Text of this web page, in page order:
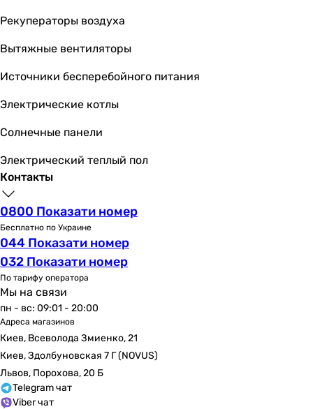
Рекуператоры воздуха
Вытяжные вентиляторы
Источники бесперебойного питания
Электрические котлы
Солнечные панели
Электрический теплый пол
Контакты
0800 Показати номер
Бесплатно по Украине
044 Показати номер
032 Показати номер
По тарифу оператора
Мы на связи
пн - вс: 09:01 - 20:00
Адреса магазинов
Киев, Всеволода Змиенко, 21
Киев, Здолбуновская 7 Г (NOVUS)
Львов, Порохова, 20 Б
Telegram чат
Viber чат